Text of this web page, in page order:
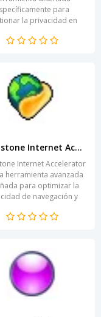
para
la privacidad en
un mundo digital donde
Pointstone Internet Accelerator
Internet Accelerator
herramienta avanzada
para optimizar la
de navegación y
línea. Su tecnología...